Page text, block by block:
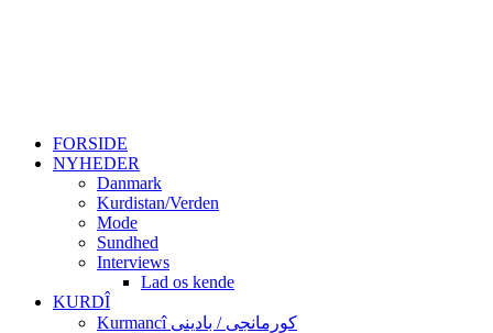
FORSIDE
NYHEDER
Danmark
Kurdistan/Verden
Mode
Sundhed
Interviews
Lad os kende
KURDÎ
Kurmancî کورمانجی / بادینی